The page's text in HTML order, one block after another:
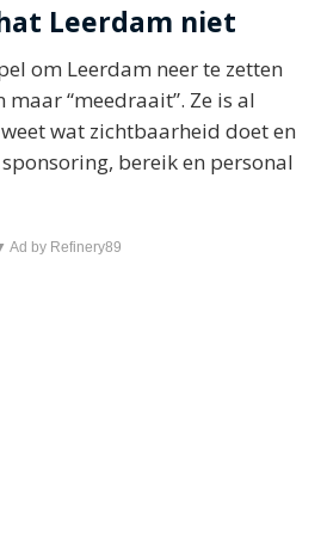
Leerdam niet
om Leerdam neer te zetten
“meedraait”. Ze is al
wat zichtbaarheid doet en
bereik en personal
Ad by Refinery89